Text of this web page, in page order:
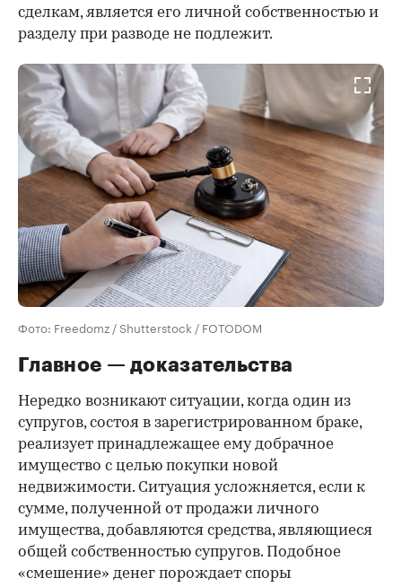
сделкам, является его личной собственностью и
разделу при разводе не подлежит.
Фото: Freedomz / Shutterstock / FOTODOM
Главное — доказательства
Нередко возникают ситуации, когда один из
супругов, состоя в зарегистрированном браке,
реализует принадлежащее ему добрачное
имущество с целью покупки новой
недвижимости. Ситуация усложняется, если к
сумме, полученной от продажи личного
имущества, добавляются средства, являющиеся
общей собственностью супругов. Подобное
«смешение» денег порождает споры